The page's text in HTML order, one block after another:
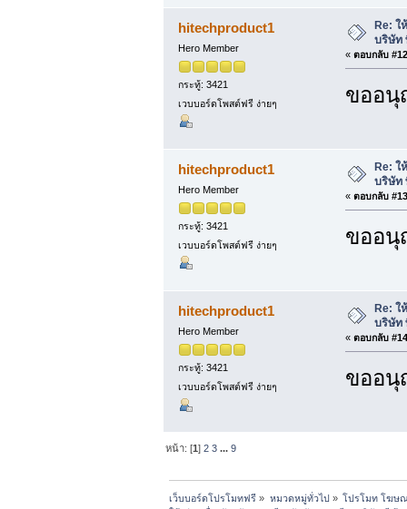
hitechproduct1
Hero Member
กระทู้: 3421
เวบบอร์ดโพสต์ฟรี ง่ายๆ
Re: ใ
บริษัท
« ตอบกลับ
ขออนุ
hitechproduct1
Hero Member
กระทู้: 3421
เวบบอร์ดโพสต์ฟรี ง่ายๆ
Re: ใ
บริษัท
« ตอบกลับ
ขออนุ
hitechproduct1
Hero Member
กระทู้: 3421
เวบบอร์ดโพสต์ฟรี ง่ายๆ
Re: ใ
บริษัท
« ตอบกลับ
ขออนุ
หน้า: [1]2 3 ...9
เว็บบอร์ดโปรโมทฟรี » หมวดหมู่ทั่วไป» โปรโมท โฆษ